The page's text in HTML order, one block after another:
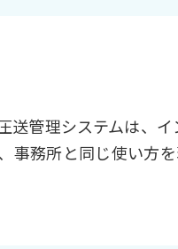
送管理システムは、
事務所と同じ使い方